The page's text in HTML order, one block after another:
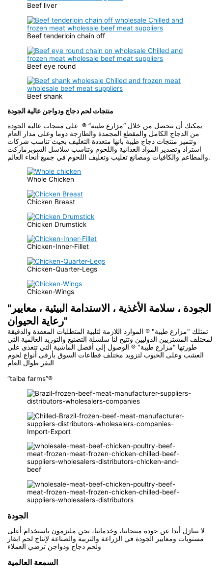
Beef liver
Beef tenderloin chain off
Beef eye round
Beef shank
منتجات لحم دجاج ودواجن عالية الجودة
يمكنك أن تتحصل من خلال “مزارع طيبة” ® على منتجات عالية الجودة
من الدجاج الكامل والمقطع المجمدة والطازجة دوما وعلى مدار العام
وتتميز منتجات دجاج طيبة بانها متعددة التغليف بحيث تناسب شركات
استراد وتصدير المواد الغذائية واللحوم وتناسب سلاسل السوبرماركت
والمطاعم والكافيات ومصانع تعليب وتغليف اللحوم في جميع أنحاء العالم.
Whole Chicken
Chicken Breast
Chicken Drumstick
Chicken-Inner-Fillet
Chicken-Quarter-Legs
Chicken-Wings
"الجودة ، سلامة الأغذية ، الاستدامة البيئية ، معايير
رعاية الحيوان"
تمتلك "مزارع طيبة" ® الموارد اللازمة لتلبية المتطلبات المعقدة والدقيقة
لمختلف المشتريين الدوليين وتتيح لنا سلسلة التصنيع والتوريد العالمية التي
طورتها "مزارع طيبة" ® الوصول إلى أفضل الماشية التي تتغذى على
العشب وعلى الحبوب لتزويد مختلف قطاعات السوق بأرقى أنواع لحوم
البقر طوال العام
“taiba farms”®
الجودة
لا نتنازل أبدا عن جودة منتجاتنا، وخدماتنا، نحن ملتزمون باستخدام أعلى
مستويات ومعايير الجودة في الزراعة والتربية والصناعة لإنتاج لحم ابقار
ولحم دجاج ودواجن ترضي العملاء
السمعة العالمية